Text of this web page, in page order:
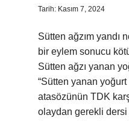
Tarih: Kasım 7, 2024
Sütten ağzım yandı
bir eylem sonucu
Sütten ağzı yanan
“Sütten yanan
atasözünün TDK
olaydan gerekli dersi